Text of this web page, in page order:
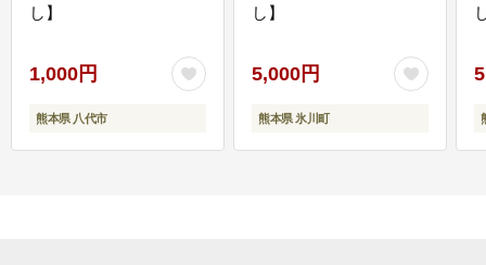
し】
1,000円
熊本県 八代市
し】
5,000円
熊本県 氷川町